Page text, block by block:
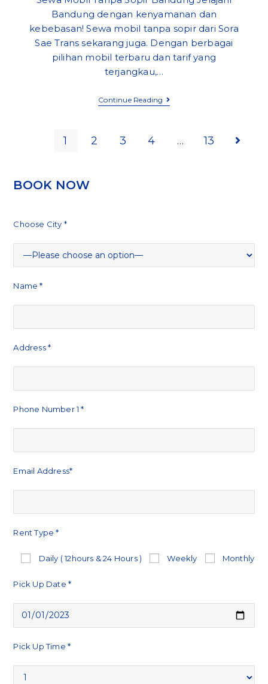
Bandung dengan kenyamanan dan
kebebasan! Sewa mobil tanpa sopir dari Sora
Sae Trans sekarang juga. Dengan berbagai
pilihan mobil terbaru dan tarif yang
terjangkau,…
Continue Reading Sewa
Mobil
1 2 3 4 … 13 Go to
BOOK NOW
Choose City *
Name *
Address *
Phone Number 1 *
Email Address*
Rent Type *
Daily ( 12hours & 24 Hours ) Weekly Monthly
Pick Up Date *
Pick Up Time *